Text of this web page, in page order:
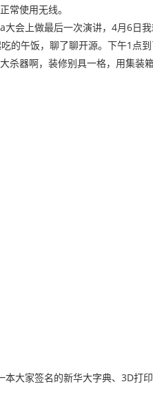
常使用无线。
会上做最后一次演讲，4月6日
的午饭，聊了聊开源。下午1点
杀器啊，装修别具一格，用集
大家签名的新华大字典、3D打